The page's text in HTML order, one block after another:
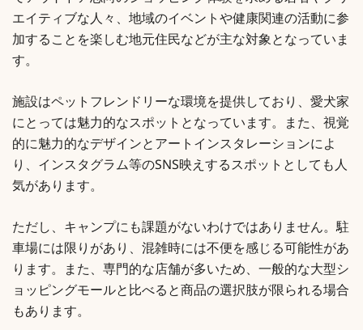
エイティブな人々、地域のイベントや健康関連の活動に参
加することを楽しむ地元住民などが主な対象となっていま
す。
施設はペットフレンドリーな環境を提供しており、愛犬家
にとっては魅力的なスポットとなっています。また、視覚
的に魅力的なデザインとアートインスタレーションによ
り、インスタグラム等のSNS映えするスポットとしても人
気があります。
ただし、キャンプにも課題がないわけではありません。駐
車場には限りがあり、混雑時には不便を感じる可能性があ
ります。また、専門的な店舗が多いため、一般的な大型シ
ョッピングモールと比べると商品の選択肢が限られる場合
もあります。